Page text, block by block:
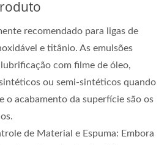
recomendado para ligas de
e titânio. As emulsões
com filme de óleo,
ou semi-sintéticos quando
o acabamento da superfície são os
de Material e Espuma: Embora